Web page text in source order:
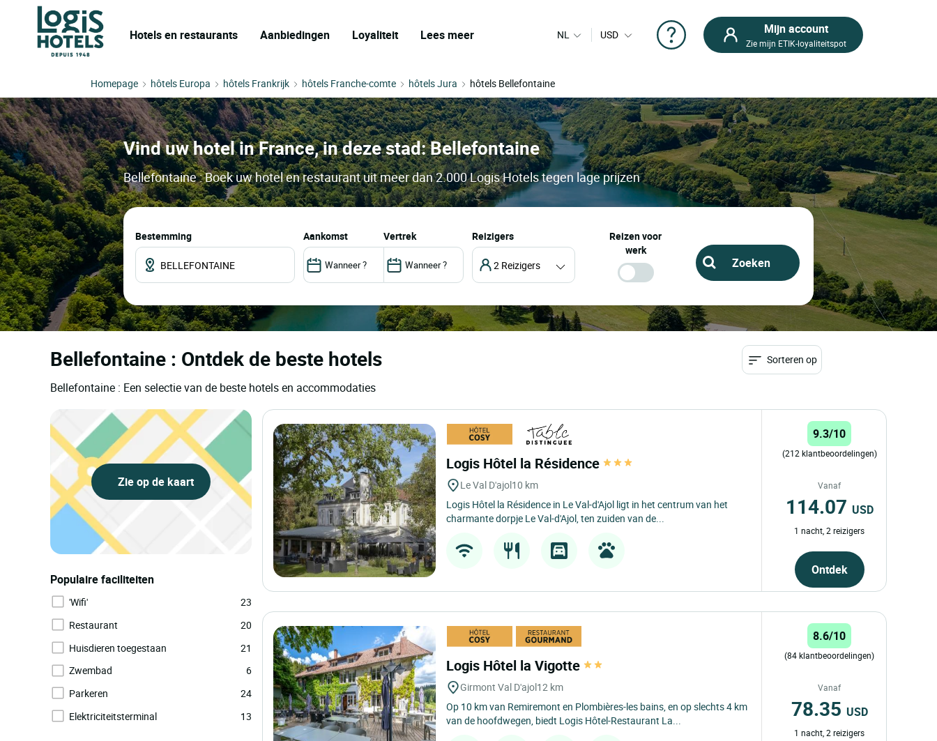
Hotels en restaurants Aanbiedingen Loyaliteit Lees meer NL USD Mijn account
Zie mijn ETIK-loyaliteitspot
Homepage hôtels Europa hôtels Frankrijk hôtels Franche-comte hôtels Jura hôtels Bellefontaine
Vind uw hotel in France, in deze stad: Bellefontaine
Bellefontaine : Boek uw hotel en restaurant uit meer dan 2.000 Logis Hotels tegen lage prijzen
Bestemming aankomst vertrek Reizigers
2 Reizigers
Reizen voor
werk
Bellefontaine : Ontdek de beste hotels
Bellefontaine : Een selectie van de beste hotels en accommodaties
Sorteren op
Zie op de kaart
Populaire faciliteiten
'Wifi'
23
Restaurant
20
Huisdieren toegestaan
21
Zwembad
6
Parkeren
24
Elektriciteitsterminal
13
Logis Hôtel la Résidence
Le Val D'ajol10 km
Logis Hôtel la Résidence in Le Val-d'Ajol ligt in het centrum van het
charmante dorpje Le Val-d'Ajol, ten zuiden van de...
9.3/10
(212 klantbeoordelingen)
Vanaf
114.07 USD
1 nacht, 2 reizigers
Ontdek
Logis Hôtel la Vigotte
Girmont Val D'ajol12 km
Op 10 km van Remiremont en Plombières-les bains, en op slechts 4 km
van de hoofdwegen, biedt Logis Hôtel-Restaurant La...
8.6/10
(84 klantbeoordelingen)
Vanaf
78.35 USD
1 nacht, 2 reizigers